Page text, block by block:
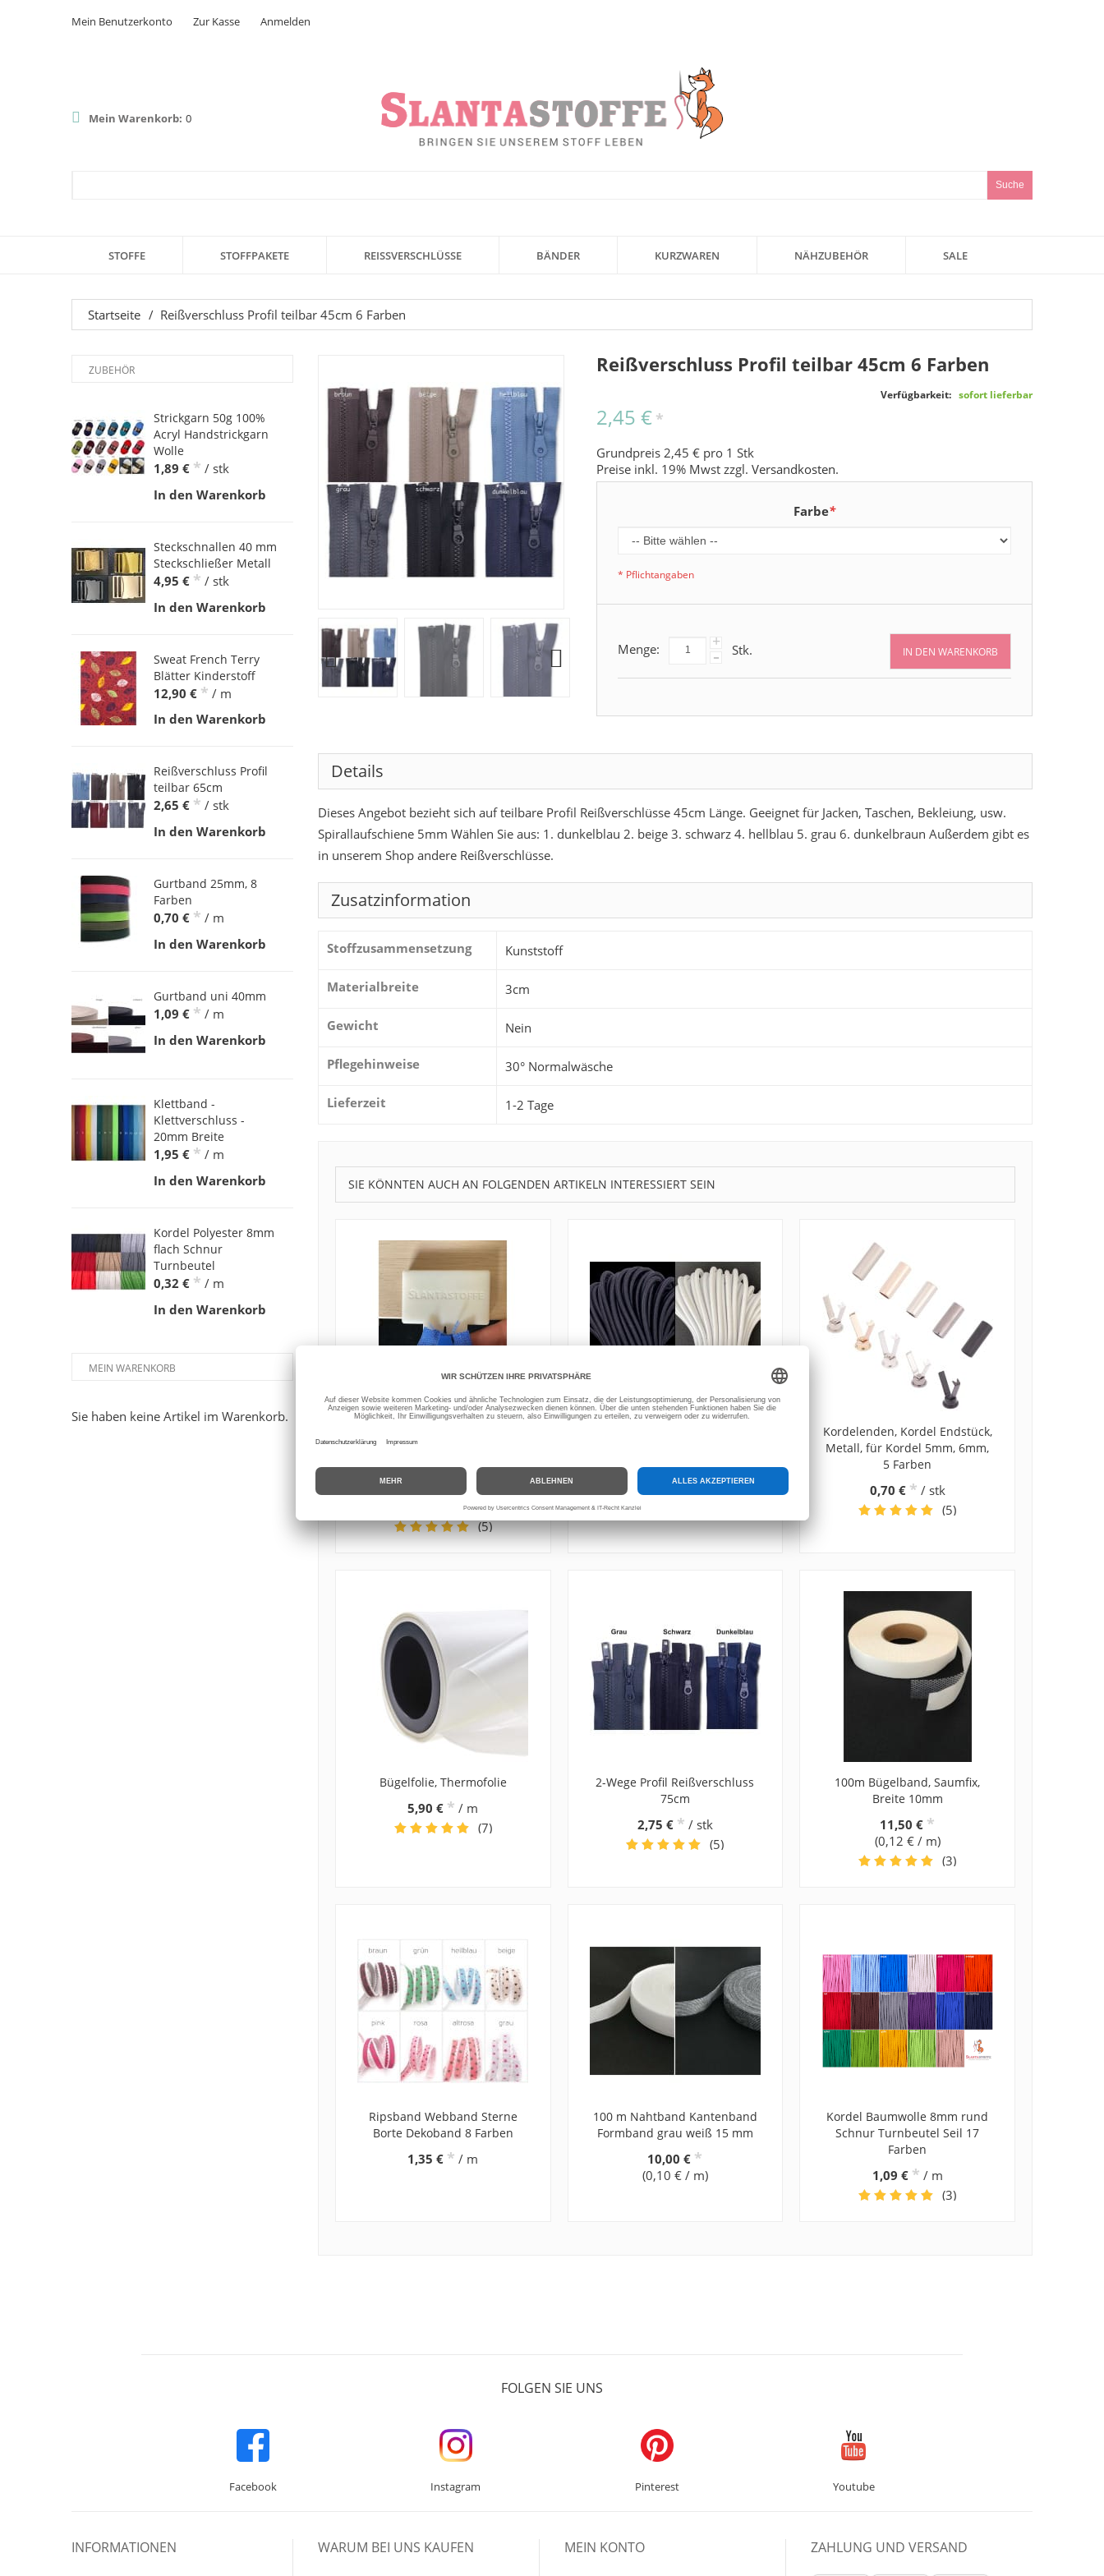
Mein Benutzerkonto Zur Kasse Anmelden
Mein Warenkorb: 0
Suche
STOFFE STOFFPAKETE REISSVERSCHLÜSSE BÄNDER KURZWAREN NÄHZUBEHÖR SALE
Startseite / Reißverschluss Profil teilbar 45cm 6 Farben
Reißverschluss Profil teilbar 45cm 6 Farben
Verfügbarkeit: sofort lieferbar
2,45 € *
Grundpreis 2,45 € pro 1 Stk
Preise inkl. 19% Mwst zzgl.Versandkosten.
*
Farbe
* Pflichtangaben
Menge: +
- Stk. IN DEN WARENKORB
Details
Dieses Angebot bezieht sich auf teilbare Profil Reißverschlüsse 45cm Länge. Geeignet für Jacken, Taschen, Bekleiung, usw.
Spirallaufschiene 5mm Wählen Sie aus: 1. dunkelblau 2. beige 3. schwarz 4. hellblau 5. grau 6. dunkelbraun Außerdem gibt es
in unserem Shop andere Reißverschlüsse.
Zusatzinformation
Stoffzusammensetzung Kunststoff
Materialbreite 3cm
Gewicht Nein
Pflegehinweise 30° Normalwäsche
Lieferzeit 1-2 Tage
SIE KÖNNTEN AUCH AN FOLGENDEN ARTIKELN INTERESSIERT SEIN
Reißverschluss,
Zippereinfädler für 3, 5, 8 mm
/ stk
(5)
0,99 € *
Kordelenden, Kordel Endstück,
Metall, für Kordel 5mm, 6mm,
5 Farben
0,70 € * / stk
(5)
Bügelfolie, Thermofolie
5,90 € * / m
(7)
2-Wege Profil Reißverschluss
75cm
2,75 € * / stk
(5)
100m Bügelband, Saumfix,
Breite 10mm
11,50 € *
(0,12 € / m)
(3)
Ripsband Webband Sterne
Borte Dekoband 8 Farben
1,35 € * / m
100 m Nahtband Kantenband
Formband grau weiß 15 mm
10,00 € *
(0,10 € / m)
Kordel Baumwolle 8mm rund
Schnur Turnbeutel Seil 17
Farben
1,09 € * / m
(3)
ZUBEHÖR
Strickgarn 50g 100%
Acryl Handstrickgarn
Wolle
1,89 € * / stk
In den Warenkorb
Steckschnallen 40 mm
Steckschließer Metall
4,95 € * / stk
In den Warenkorb
Sweat French Terry
Blätter Kinderstoff
12,90 € * / m
In den Warenkorb
Reißverschluss Profil
teilbar 65cm
2,65 € * / stk
In den Warenkorb
Gurtband 25mm, 8
Farben
0,70 € * / m
In den Warenkorb
Gurtband uni 40mm
1,09 € * / m
In den Warenkorb
Klettband -
Klettverschluss -
20mm Breite
1,95 € * / m
In den Warenkorb
Kordel Polyester 8mm
flach Schnur
Turnbeutel
0,32 € * / m
In den Warenkorb
MEIN WARENKORB
Sie haben keine Artikel im Warenkorb.
FOLGEN SIE UNS
Facebook Instagram Pinterest Youtube
INFORMATIONEN WARUM BEI UNS KAUFEN MEIN KONTO ZAHLUNG UND VERSAND